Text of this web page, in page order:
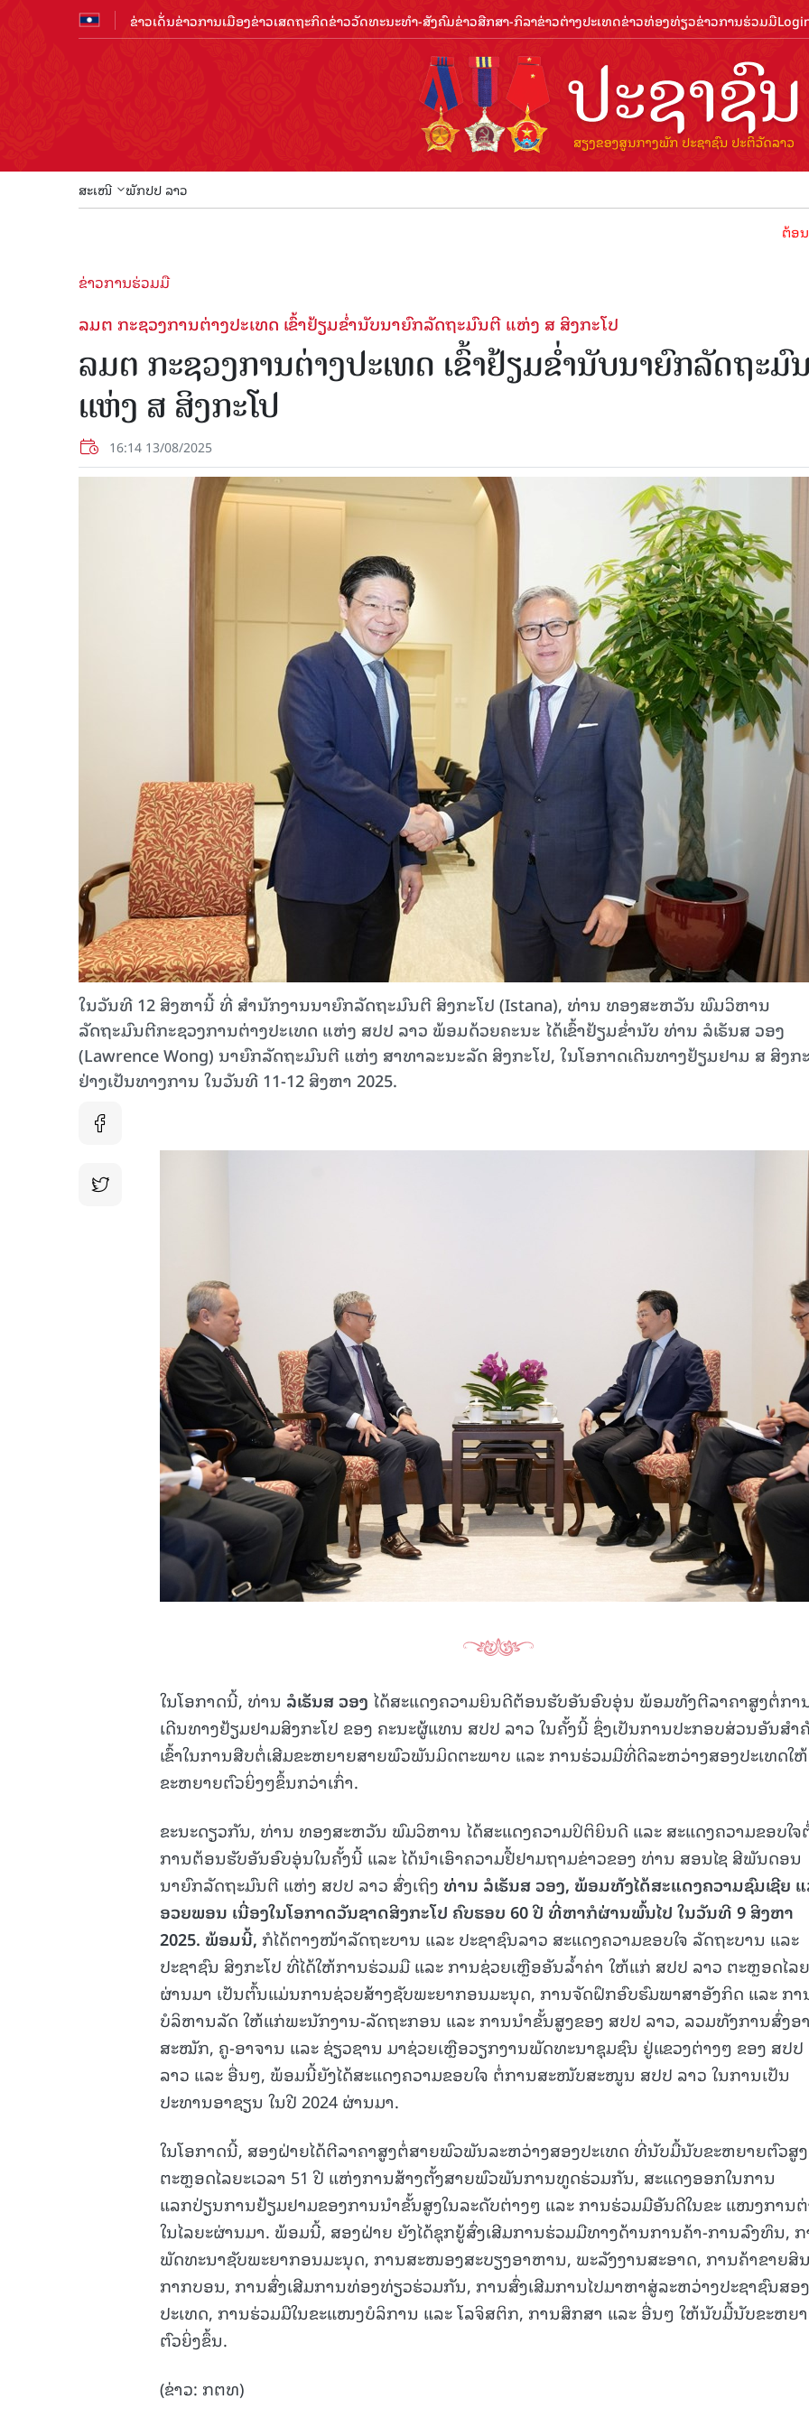
ຂ່າວເດັ່ນຂ່າວການເມືອງຂ່າວເສດຖະກິດຂ່າວວັດທະນະທຳ-ສັງຄົມຂ່າວສືກສາ-ກິລາຂ່າວຕ່າງປະເທດຂ່າວທ່ອງທ່ຽວຂ່າວການຮ່ວມມື
ສະເໜີ ພັກປປ ລາວ
ຕ້ອນຮັບປີ
ຂ່າວການຮ່ວມມື
ລມຕ ກະຊວງການຕ່າງປະເທດ ເຂົ້າຢ້ຽມຂໍ່ານັບນາຍົກລັດຖະມົນຕີ ແຫ່ງ ສ ສິງກະໂປ
ລມຕ ກະຊວງການຕ່າງປະເທດ ເຂົ້າຢ້ຽມຂໍ່ານັບນາຍົກລັດຖະມົ
ແຫ່ງ ສ ສິງກະໂປ
16:14 13/08/2025
ໃນວັນທີ 12 ສິງຫານີ້ ທີ່ ສໍານັກງານນາຍົກລັດຖະມົນຕີ ສິງກະໂປ (Istana), ທ່ານ ທອງສະຫວັນ ພົມວິຫານ
ລັດຖະມົນຕີກະຊວງການຕ່າງປະເທດ ແຫ່ງ ສປປ ລາວ ພ້ອມດ້ວຍຄະນະ ໄດ້ເຂົ້າຢ້ຽມຂໍ່ານັບ ທ່ານ ລໍເຣັນສ ວອງ
(Lawrence Wong) ນາຍົກລັດຖະມົນຕີ ແຫ່ງ ສາທາລະນະລັດ ສິງກະໂປ, ໃນໂອກາດເດີນທາງຢ້ຽມຢາມ ສ ສິງກ
ຢ່າງເປັນທາງການ ໃນວັນທີ 11-12 ສິງຫາ 2025.
ໃນໂອກາດນີ້, ທ່ານ ລໍເຣັນສ ວອງ ໄດ້ສະແດງຄວາມຍິນດີຕ້ອນຮັບອັນອົບອຸ່ນ ພ້ອມທັງຕີລາຄາສູງຕໍ່ກາ
ເດີນທາງຢ້ຽມຢາມສິງກະໂປ ຂອງ ຄະນະຜູ້ແທນ ສປປ ລາວ ໃນຄັ້ງນີ້ ຊຶ່ງເປັນການປະກອບສ່ວນອັນສໍາ
ເຂົ້າໃນການສືບຕໍ່ເສີມຂະຫຍາຍສາຍພົວພັນມິດຕະພາບ ແລະ ການຮ່ວມມືທີ່ດີລະຫວ່າງສອງປະເທດໃຫ້
ຂະຫຍາຍຕົວຍິ່ງໆຂຶ້ນກວ່າເກົ່າ.
ຂະນະດຽວກັນ, ທ່ານ ທອງສະຫວັນ ພົມວິຫານ ໄດ້ສະແດງຄວາມປິຕິຍິນດີ ແລະ ສະແດງຄວາມຂອບໃຈ
ການຕ້ອນຮັບອັນອົບອຸ່ນໃນຄັ້ງນີ້ ແລະ ໄດ້ນໍາເອົາຄວາມຢື້ຢາມຖາມຂ່າວຂອງ ທ່ານ ສອນໄຊ ສີພັນດອນ
ນາຍົກລັດຖະມົນຕີ ແຫ່ງ ສປປ ລາວ ສົ່ງເຖິງ ທ່ານ ລໍເຣັນສ ວອງ, ພ້ອມທັງໄດ້ສະແດງຄວາມຊົມເຊີຍ
ອວຍພອນ ເນື່ອງໃນໂອກາດວັນຊາດສິງກະໂປ ຄົບຮອບ 60 ປີ ທີ່ຫາກໍຜ່ານພົ້ນໄປ ໃນວັນທີ 9 ສິງຫາ
2025. ພ້ອມນີ້, ກໍໄດ້ຕາງໜ້າລັດຖະບານ ແລະ ປະຊາຊົນລາວ ສະແດງຄວາມຂອບໃຈ ລັດຖະບານ ແລະ
ປະຊາຊົນ ສິງກະໂປ ທີ່ໄດ້ໃຫ້ການຮ່ວມມື ແລະ ການຊ່ວຍເຫຼືອອັນລໍ້າຄ່າ ໃຫ້ແກ່ ສປປ ລາວ ຕະຫຼອດໄລ
ຜ່ານມາ ເປັນຕົ້ນແມ່ນການຊ່ວຍສ້າງຊັບພະຍາກອນມະນຸດ, ການຈັດຝຶກອົບຮົມພາສາອັງກິດ ແລະ ກາ
ບໍລິຫານລັດ ໃຫ້ແກ່ພະນັກງານ-ລັດຖະກອນ ແລະ ການນຳຂັ້ນສູງຂອງ ສປປ ລາວ, ລວມທັງການສົ່ງອ
ສະໝັກ, ຄູ-ອາຈານ ແລະ ຊ່ຽວຊານ ມາຊ່ວຍເຫຼືອວຽກງານພັດທະນາຊຸມຊົນ ຢູ່ແຂວງຕ່າງໆ ຂອງ ສປປ
ລາວ ແລະ ອື່ນໆ, ພ້ອມນີ້ຍັງໄດ້ສະແດງຄວາມຂອບໃຈ ຕໍ່ການສະໜັບສະໜູນ ສປປ ລາວ ໃນການເປັນ
ປະທານອາຊຽນ ໃນປີ 2024 ຜ່ານມາ.
ໃນໂອກາດນີ້, ສອງຝ່າຍໄດ້ຕີລາຄາສູງຕໍ່ສາຍພົວພັນລະຫວ່າງສອງປະເທດ ທີ່ນັບມື້ນັບຂະຫຍາຍຕົວສູງ
ຕະຫຼອດໄລຍະເວລາ 51 ປີ ແຫ່ງການສ້າງຕັ້ງສາຍພົວພັນການທູດຮ່ວມກັນ, ສະແດງອອກໃນການ
ແລກປ່ຽນການຢ້ຽມຢາມຂອງການນຳຂັ້ນສູງໃນລະດັບຕ່າງໆ ແລະ ການຮ່ວມມືອັນດີໃນຂະ ແໜງການ
ໃນໄລຍະຜ່ານມາ. ພ້ອມນີ້, ສອງຝ່າຍ ຍັງໄດ້ຊຸກຍູ້ສົ່ງເສີມການຮ່ວມມືທາງດ້ານການຄ້າ-ການລົງທຶນ,
ພັດທະນາຊັບພະຍາກອນມະນຸດ, ການສະໜອງສະບຽງອາຫານ, ພະລັງງານສະອາດ, ການຄ້າຂາຍສິ
ກາກບອນ, ການສົ່ງເສີມການທ່ອງທ່ຽວຮ່ວມກັນ, ການສົ່ງເສີມການໄປມາຫາສູ່ລະຫວ່າງປະຊາຊົນສອງ
ປະເທດ, ການຮ່ວມມືໃນຂະແໜງບໍລິການ ແລະ ໂລຈິສຕິກ, ການສຶກສາ ແລະ ອື່ນໆ ໃຫ້ນັບມື້ນັບຂະຫຍ
ຕົວຍິ່ງຂຶ້ນ.
(ຂ່າວ: ກຕທ)
15.039(06-08-